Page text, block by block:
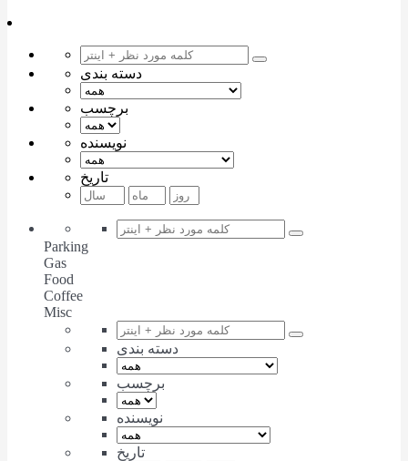
دسته بندی
برچسب
نویسنده
تاریخ
Parking
Gas
Food
Coffee
Misc
دسته بندی
برچسب
نویسنده
تاریخ